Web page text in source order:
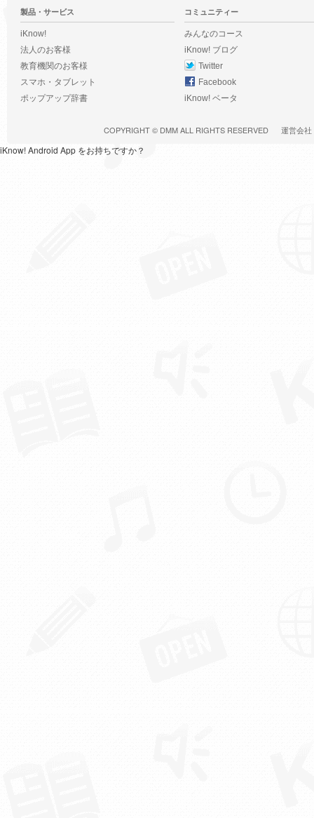
製品・サービス
iKnow!
法人のお客様
教育機関のお客様
スマホ・タブレット
ポップアップ辞書
コミュニティー
みんなのコース
iKnow! ブログ
Twitter
Facebook
iKnow! ベータ
COPYRIGHT © DMMALL RIGHTS RESERVED 運営会社
iKnow! Android App をお持ちですか？